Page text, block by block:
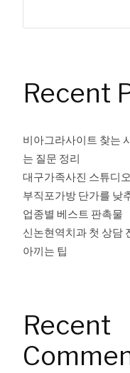
Recent
비아그라사이트 찾는
는 질문 정리
대구가족사진 스튜디
부직포가방 단가를 낮
업종별 베스트 판촉물
신논현역치과 첫 상담
아끼는 팁
Recent